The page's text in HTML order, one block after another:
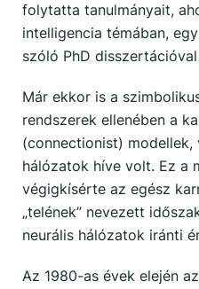
folytatta tanulmányait,
intelligencia témában,
szóló PhD
Már ekkor is a
rendszerek ellenében a
(connectionist) modellek,
hálózatok híve volt. Ez a
végigkísérte az egész
„telének” nevezett
neurális hálózatok iránti
Az 1980-as évek elején